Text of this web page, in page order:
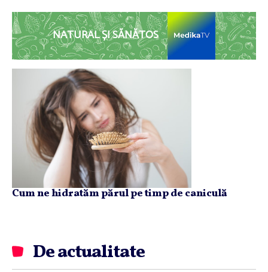
NATURAL ȘI SĂNĂTOS
Cum ne hidratăm părul pe timp de caniculă
De actualitate